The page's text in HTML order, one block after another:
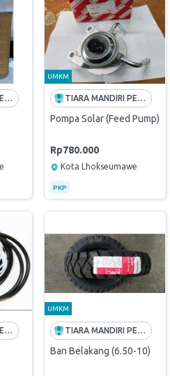
TIARA MANDIRI PERKASA
UMKM
TIARA MANDIRI PERKASA
Pompa Solar (Feed Pump)
Rp780.000
Kota Lhokseumawe
PKP
TIARA MANDIRI PERKASA
UMKM
TIARA MANDIRI PERKASA
Ban Belakang (6.50-10)